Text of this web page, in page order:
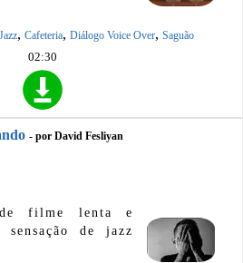
Jazz, Cafeteria, Diálogo Voice Over, Saguão
02:30
- por David Fesliyan
filme lenta e
sensação de jazz